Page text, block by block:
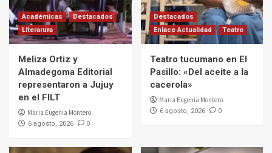
Académicas
Destacados
Literarura
Meliza Ortiz y
Almadegoma Editorial
representaron a Jujuy
en el FILT
Maria Eugenia Montero
6 agosto, 2026 0
Destacados
Enlace Actualidad
Teatro
Teatro tucumano en El
Pasillo: «Del aceite a la
cacerola»
Maria Eugenia Montero
6 agosto, 2026 0